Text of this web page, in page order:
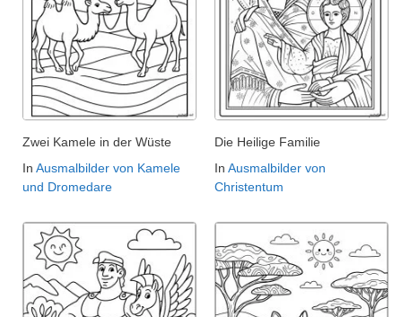
Zwei Kamele in der Wüste
In Ausmalbilder von Kamele
und Dromedare
Die Heilige Familie
In Ausmalbilder von
Christentum